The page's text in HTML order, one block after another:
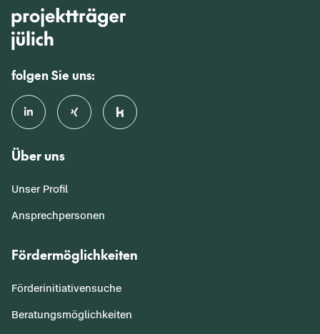
folgen Sie uns:
Über uns
Unser Profil
Ansprechpersonen
Fördermöglichkeiten
Förderinitiativensuche
Beratungsmöglichkeiten